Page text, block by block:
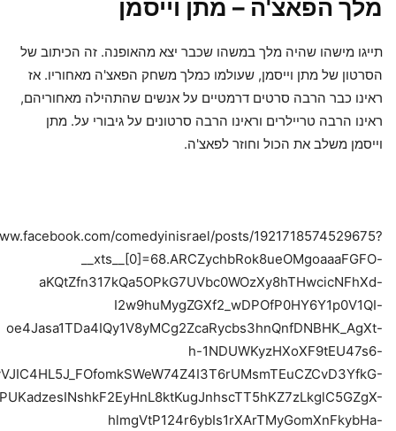
מלך הפאצ'ה – מתן וייסמן
תייגו מישהו שהיה מלך במשהו שכבר יצא מהאופנה. זה הכיתוב של
הסרטון של מתן וייסמן, שעולמו כמלך משחק הפאצ'ה מאחוריו. אז
ראינו כבר הרבה סרטים דרמטיים על אנשים שהתהילה מאחוריהם,
ראינו הרבה טריילרים וראינו הרבה סרטונים על גיבורי על. מתן
וייסמן משלב את הכול וחוזר לפאצ'ה.
comedyinisrael/posts/1921718574529675?
__xts__[0]=68.ARCZychbRok8ueOMgoaaaFGFO-
aKQtZfn317kQa5OPkG7UVbc0WOzXy8hTHwcicNFhXd-
I2w9huMygZGXf2_wDPOfP0HY6Y1p0V1QI-
oe4Jasa1TDa4IQy1V8yMCg2ZcaRycbs3hnQnfDNBHK_AgXt-
h-1NDUWKyzHXoXF9tEU47s6-
hlmgVtP124r6ybIs1rXArTMyGomXnFkybHa-